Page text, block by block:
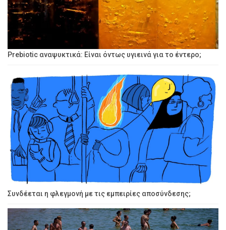
Prebiotic αναψυκτικά: Είναι όντως υγιεινά για το έντερο;
Συνδέεται η φλεγμονή με τις εμπειρίες αποσύνδεσης;